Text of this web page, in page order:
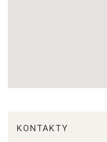
KONTAKTY